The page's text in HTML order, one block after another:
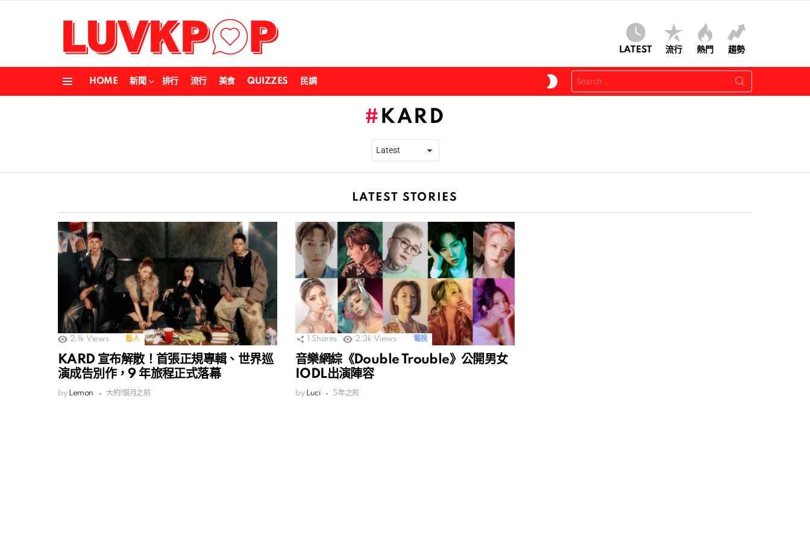
LATEST 流行 熱門 趨勢
HOME 新聞 排行 流行 美食 QUIZZES 民調
SKIN
Search
for:
KARD
LATEST STORIES
2.1k Views 藝人
KARD 宣布解散！首張正規專輯、世界巡
演成告別作，9 年旅程正式落幕
by Lemon 大約1個月之前
Shares 2.3k Views 電視
音樂網綜《Double Trouble》公開男女
IODL出演陣容
by Luci 5年之前